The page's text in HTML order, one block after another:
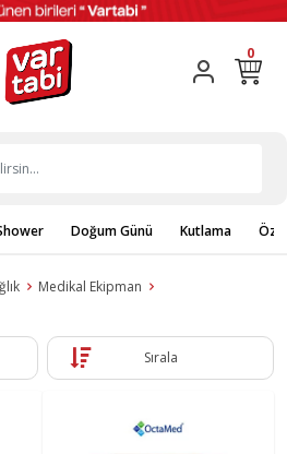
0
Doğum Günü Kutlama
Medikal Ekipman
Sırala